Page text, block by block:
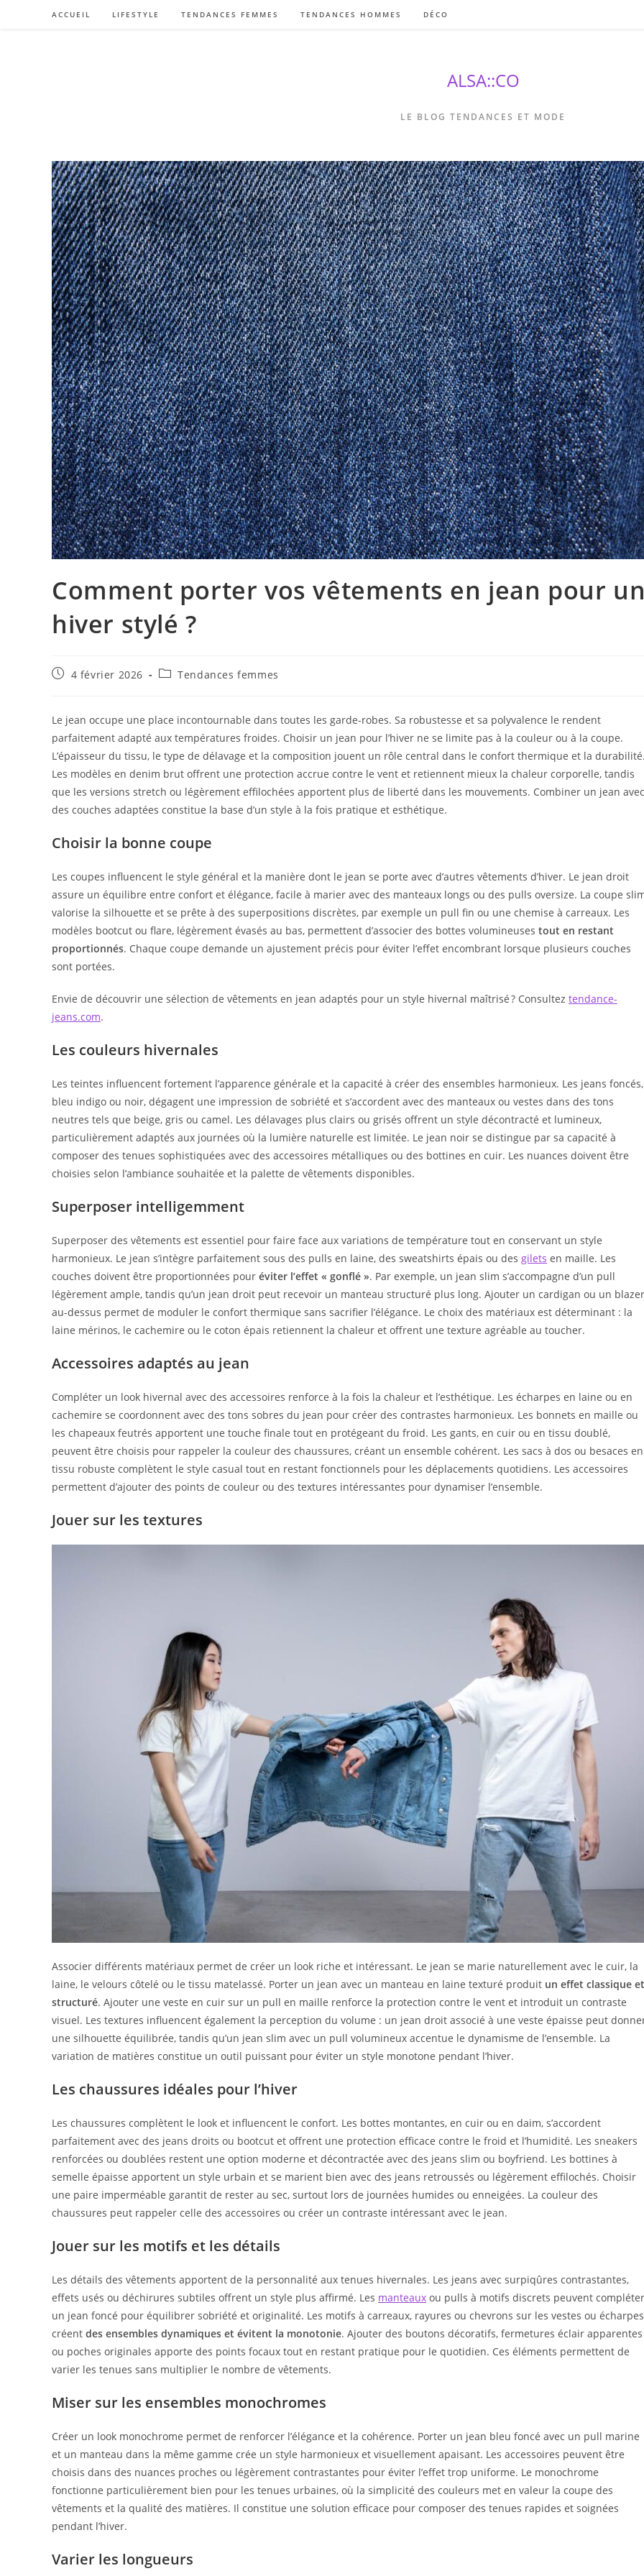
ACCUEIL LIFESTYLE TENDANCES FEMMES TENDANCES HOMMES DÉCO
ALSA::CO
LE BLOG TENDANCES ET MODE
Comment porter vos vêtements en jean pour
hiver stylé ?
Publication
4 février 2026
PostTendances femmes
Le jean occupe une place incontournable dans toutes les garde-robes. Sa robustesse et sa polyvalence le rendent
parfaitement adapté aux températures froides. Choisir un jean pour l’hiver ne se limite pas à la couleur ou à la coupe.
L’épaisseur du tissu, le type de délavage et la composition jouent un rôle central dans le confort thermique et la
Les modèles en denim brut offrent une protection accrue contre le vent et retiennent mieux la chaleur corporelle, tandis
que les versions stretch ou légèrement effilochées apportent plus de liberté dans les mouvements. Combiner un jean avec
des couches adaptées constitue la base d’un style à la fois pratique et esthétique.
Choisir la bonne coupe
Les coupes influencent le style général et la manière dont le jean se porte avec d’autres vêtements d’hiver. Le jean droit
assure un équilibre entre confort et élégance, facile à marier avec des manteaux longs ou des pulls oversize. La coupe
valorise la silhouette et se prête à des superpositions discrètes, par exemple un pull fin ou une chemise à carreaux. Les
modèles bootcut ou flare, légèrement évasés au bas, permettent d’associer des bottes volumineuses tout en restant
proportionnés. Chaque coupe demande un ajustement précis pour éviter l’effet encombrant lorsque plusieurs couches
sont portées.
Envie de découvrir une sélection de vêtements en jean adaptés pour un style hivernal maîtrisé ? Consultez tendance-
jeans.com.
Les couleurs hivernales
Les teintes influencent fortement l’apparence générale et la capacité à créer des ensembles harmonieux. Les jeans foncés,
bleu indigo ou noir, dégagent une impression de sobriété et s’accordent avec des manteaux ou vestes dans des tons
neutres tels que beige, gris ou camel. Les délavages plus clairs ou grisés offrent un style décontracté et lumineux,
particulièrement adaptés aux journées où la lumière naturelle est limitée. Le jean noir se distingue par sa capacité à
composer des tenues sophistiquées avec des accessoires métalliques ou des bottines en cuir. Les nuances doivent être
choisies selon l’ambiance souhaitée et la palette de vêtements disponibles.
Superposer intelligemment
Superposer des vêtements est essentiel pour faire face aux variations de température tout en conservant un style
harmonieux. Le jean s’intègre parfaitement sous des pulls en laine, des sweatshirts épais ou des gilets en maille. Les
couches doivent être proportionnées pour éviter l’effet « gonflé ». Par exemple, un jean slim s’accompagne d’un pull
légèrement ample, tandis qu’un jean droit peut recevoir un manteau structuré plus long. Ajouter un cardigan ou un blazer
au-dessus permet de moduler le confort thermique sans sacrifier l’élégance. Le choix des matériaux est déterminant : la
laine mérinos, le cachemire ou le coton épais retiennent la chaleur et offrent une texture agréable au toucher.
Accessoires adaptés au jean
Compléter un look hivernal avec des accessoires renforce à la fois la chaleur et l’esthétique. Les écharpes en laine ou en
cachemire se coordonnent avec des tons sobres du jean pour créer des contrastes harmonieux. Les bonnets en maille ou
les chapeaux feutrés apportent une touche finale tout en protégeant du froid. Les gants, en cuir ou en tissu doublé,
peuvent être choisis pour rappeler la couleur des chaussures, créant un ensemble cohérent. Les sacs à dos ou besaces en
tissu robuste complètent le style casual tout en restant fonctionnels pour les déplacements quotidiens. Les accessoires
permettent d’ajouter des points de couleur ou des textures intéressantes pour dynamiser l’ensemble.
Jouer sur les textures
Associer différents matériaux permet de créer un look riche et intéressant. Le jean se marie naturellement avec le cuir, la
laine, le velours côtelé ou le tissu matelassé. Porter un jean avec un manteau en laine texturé produit un effet classique et
structuré. Ajouter une veste en cuir sur un pull en maille renforce la protection contre le vent et introduit un contraste
visuel. Les textures influencent également la perception du volume : un jean droit associé à une veste épaisse peut
une silhouette équilibrée, tandis qu’un jean slim avec un pull volumineux accentue le dynamisme de l’ensemble. La
variation de matières constitue un outil puissant pour éviter un style monotone pendant l’hiver.
Les chaussures idéales pour l’hiver
Les chaussures complètent le look et influencent le confort. Les bottes montantes, en cuir ou en daim, s’accordent
parfaitement avec des jeans droits ou bootcut et offrent une protection efficace contre le froid et l’humidité. Les sneakers
renforcées ou doublées restent une option moderne et décontractée avec des jeans slim ou boyfriend. Les bottines à
semelle épaisse apportent un style urbain et se marient bien avec des jeans retroussés ou légèrement effilochés. Choisir
une paire imperméable garantit de rester au sec, surtout lors de journées humides ou enneigées. La couleur des
chaussures peut rappeler celle des accessoires ou créer un contraste intéressant avec le jean.
Jouer sur les motifs et les détails
Les détails des vêtements apportent de la personnalité aux tenues hivernales. Les jeans avec surpiqûres contrastantes,
effets usés ou déchirures subtiles offrent un style plus affirmé. Les manteaux ou pulls à motifs discrets peuvent compléter
un jean foncé pour équilibrer sobriété et originalité. Les motifs à carreaux, rayures ou chevrons sur les vestes ou écharpes
créent des ensembles dynamiques et évitent la monotonie. Ajouter des boutons décoratifs, fermetures éclair apparentes
ou poches originales apporte des points focaux tout en restant pratique pour le quotidien. Ces éléments permettent de
varier les tenues sans multiplier le nombre de vêtements.
Miser sur les ensembles monochromes
Créer un look monochrome permet de renforcer l’élégance et la cohérence. Porter un jean bleu foncé avec un pull marine
et un manteau dans la même gamme crée un style harmonieux et visuellement apaisant. Les accessoires peuvent être
choisis dans des nuances proches ou légèrement contrastantes pour éviter l’effet trop uniforme. Le monochrome
fonctionne particulièrement bien pour les tenues urbaines, où la simplicité des couleurs met en valeur la coupe des
vêtements et la qualité des matières. Il constitue une solution efficace pour composer des tenues rapides et soignées
pendant l’hiver.
Varier les longueurs